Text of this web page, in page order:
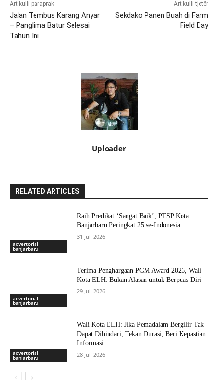
Artikulli paraprak
Jalan Tembus Karang Anyar
– Panglima Batur Selesai
Tahun Ini
Artikulli tjetër
Sekdako Panen Buah di Farm
Field Day
Uploader
RELATED ARTICLES
advertorial
banjarbaru
Raih Predikat ‘Sangat Baik’, PTSP Kota
Banjarbaru Peringkat 25 se-Indonesia
31 Juli 2026
advertorial
banjarbaru
Terima Penghargaan PGM Award 2026, Wali
Kota ELH: Bukan Alasan untuk Berpuas Diri
29 Juli 2026
advertorial
banjarbaru
Wali Kota ELH: Jika Pemadalam Bergilir Tak
Dapat Dihindari, Tekan Durasi, Beri Kepastian
Informasi
28 Juli 2026